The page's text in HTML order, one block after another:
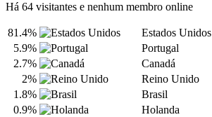
Há 64 visitantes e nenhum membro online
81.4%
Estados Unidos
5.9%
Portugal
2.7%
Canadá
2%
Reino Unido
1.8%
Brasil
0.9%
Holanda